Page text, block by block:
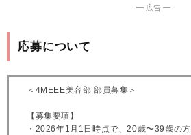
― 広告 ―
応募について
＜4MEEE美容部 部員募集＞
【募集要項】
・2026年1月1日時点で、20歳〜39歳の方